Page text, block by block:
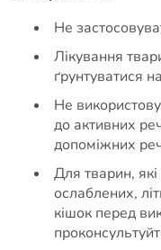
Не
Лікування
ґрунтуватися
Не
до активних
допоміжних
Для тварин,
ослаблених,
кішок перед